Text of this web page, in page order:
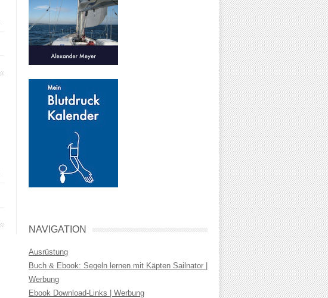
NAVIGATION
Ausrüstung
Buch & Ebook: Segeln lernen mit Käpten Sailnator |
Werbung
Ebook Download-Links | Werbung